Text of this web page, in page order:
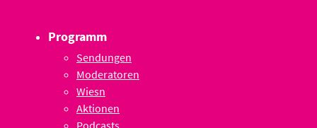
Programm
Sendungen
Moderatoren
Wiesn
Aktionen